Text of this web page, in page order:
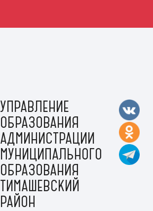
УПРАВЛЕНИЕ
ОБРАЗОВАНИЯ
АДМИНИСТРАЦИИ
МУНИЦИПАЛЬНОГО
ОБРАЗОВАНИЯ
ТИМАШЕВСКИЙ
РАЙОН